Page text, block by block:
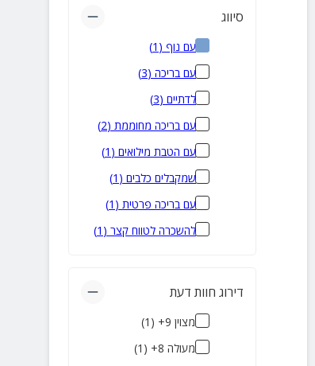
סיווג
עם נוף (
1
)
עם בריכה (
3
)
לדתיים (
3
)
עם בריכה מחוממת (
2
)
עם הטבת מילואים (
1
)
שמקבלים כלבים (
1
)
עם בריכה פרטית (
1
)
להשכרה לטווח קצר (
1
)
דירוג חוות דעת
מצוין 9+ (
1
)
מעולה 8+
(
1
)